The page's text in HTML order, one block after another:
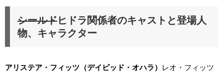
シールドヒドラ関係者のキャストと登場人
物、キャラクター
アリステア・フィッツ（デイビッド・オハラ）
レオ・フィッツ